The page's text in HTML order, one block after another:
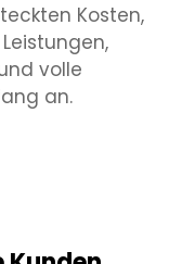
Kosten,
volle
an.